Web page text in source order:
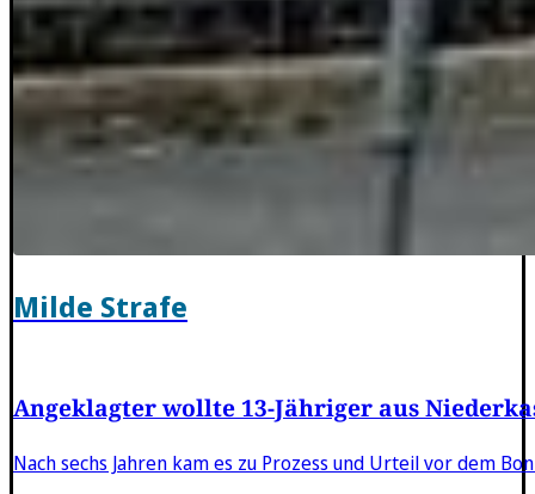
Milde Strafe
Angeklagter wollte 13-Jähriger aus
Nach sechs Jahren kam es zu Prozess und Urteil vor dem